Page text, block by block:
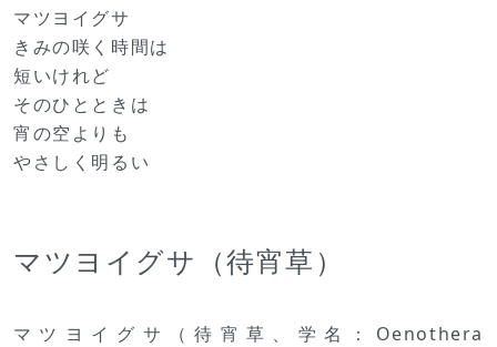
マツヨイグサ
きみの咲く時間は
短いけれど
そのひとときは
宵の空よりも
やさしく明るい
マツヨイグサ（待宵草）
マツヨイグサ（待宵草、学名：Oenothera